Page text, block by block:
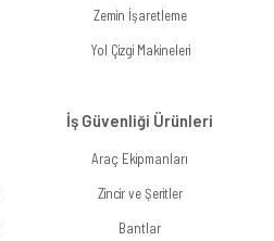
Zemin İşaretleme
Yol Çizgi Makineleri
İş Güvenliği Ürünleri
Araç Ekipmanları
Zincir ve Şeritler
Bantlar